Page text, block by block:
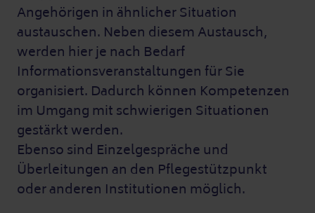
Angehörigen in ähnlicher Situation
austauschen. Neben diesem Austausch,
werden hier je nach Bedarf
Informationsveranstaltungen für Sie
organisiert. Dadurch können Kompetenzen
im Umgang mit schwierigen Situationen
gestärkt werden.
Ebenso sind Einzelgespräche und
Überleitungen an den Pflegestützpunkt
oder anderen Institutionen möglich.